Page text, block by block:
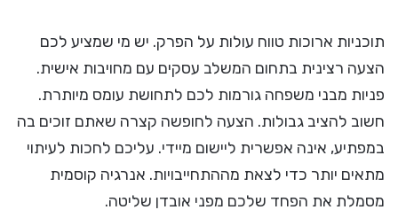
תוכניות ארוכות טווח עולות על הפרק. יש מי שמציע לכם
הצעה רצינית בתחום המשלב עסקים עם מחויבות אישית.
פניות מבני משפחה גורמות לכם לתחושת עומס מיותרת.
חשוב להציב גבולות. הצעה לחופשה קצרה שאתם זוכים בה
במפתיע, אינה אפשרית ליישום מיידי. עליכם לחכות לעיתוי
מתאים יותר כדי לצאת מההתחייבויות. אנרגיה קוסמית
מסמלת את הפחד שלכם מפני אובדן שליטה.